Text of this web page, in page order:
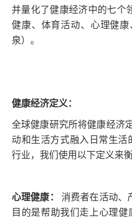
并量化了健康经济中的七个
健康、体育活动、心理健
泉）。
健康经济定义：
全球健康研究所将健康经济
动和生活方式融入日常生活
行业，我们使用以下定义来
心理健康： 消费者在活动、
目的是帮助我们走上心理健